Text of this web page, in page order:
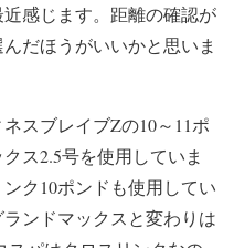
感じます。距離の確認が
だほうがいいかと思いま
スブレイブZの10～11ポ
ス2.5号を使用していま
ク10ポンドも使用してい
ンドマックスと変わりは